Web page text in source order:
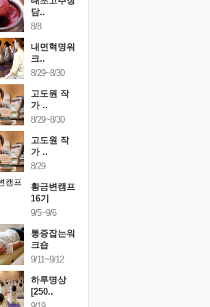
담..
8/8
내면혁명워
크..
8/29~8/30
고도원 작
가 ..
8/29~8/30
고도원 작
가 ..
8/29
황금변캠프
16기
9/5~9/6
통증잡는워
크숍
9/11~9/12
하루명상
[250..